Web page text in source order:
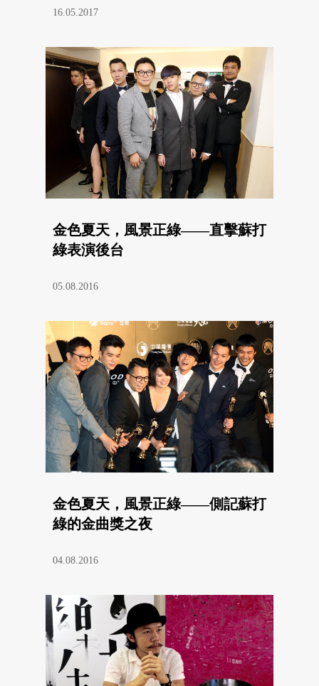
16.05.2017
金色夏天，風景正綠——直擊蘇打
綠表演後台
05.08.2016
金色夏天，風景正綠——側記蘇打
綠的金曲獎之夜
04.08.2016